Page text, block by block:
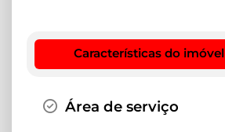
Características do imóvel
Área de serviço